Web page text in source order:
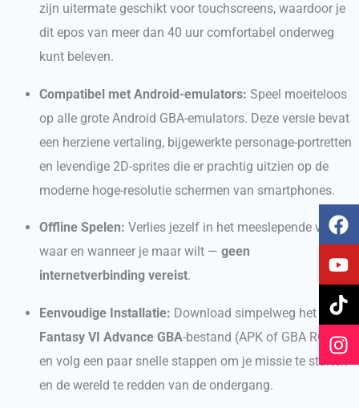
zijn uitermate geschikt voor touchscreens, waardoor je
dit epos van meer dan 40 uur comfortabel onderweg
kunt beleven.
Compatibel met Android-emulators: Speel moeiteloos
op alle grote Android GBA-emulators. Deze versie bevat
een herziene vertaling, bijgewerkte personage-portretten
en levendige 2D-sprites die er prachtig uitzien op de
moderne hoge-resolutie schermen van smartphones.
Offline Spelen: Verlies jezelf in het meeslepende verhaal
waar en wanneer je maar wilt —geen
internetverbinding vereist.
Eenvoudige Installatie: Download simpelweg het
Final
Fantasy VI Advance GBA-bestand (APK of GBA ROM)
en volg een paar snelle stappen om je missie te starten
en de wereld te redden van de ondergang.
F
a
c
e
b
o
o
k
Y
o
u
t
u
b
e
T
i
k
t
o
k
I
n
s
t
a
g
r
a